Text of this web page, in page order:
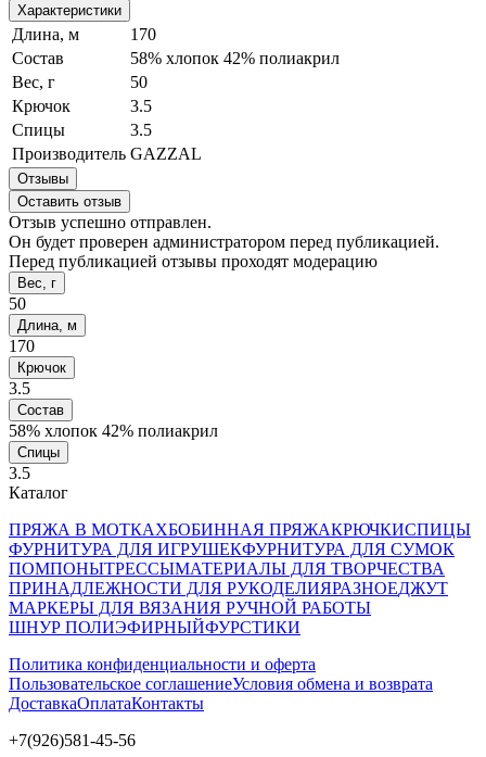
Характеристики
Длина, м
170
Состав
58% хлопок 42% полиакрил
Вес, г
50
Крючок
3.5
Спицы
3.5
Производитель GAZZAL
Отзывы
Оставить отзыв
Отзыв успешно отправлен.
Он будет проверен администратором перед публикацией.
Перед публикацией отзывы проходят модерацию
Вес, г
50
Длина, м
170
Крючок
3.5
Состав
58% хлопок 42% полиакрил
Спицы
3.5
Каталог
ПРЯЖА В МОТКАХБОБИННАЯ ПРЯЖАКРЮЧКИСПИЦЫ
ФУРНИТУРА ДЛЯ ИГРУШЕКФУРНИТУРА ДЛЯ СУМОК
ПОМПОНЫТРЕССЫМАТЕРИАЛЫ ДЛЯ ТВОРЧЕСТВА
ПРИНАДЛЕЖНОСТИ ДЛЯ РУКОДЕЛИЯРАЗНОЕДЖУТ
МАРКЕРЫ ДЛЯ ВЯЗАНИЯ РУЧНОЙ РАБОТЫ
ШНУР ПОЛИЭФИРНЫЙФУРСТИКИ
Политика конфиденциальности и оферта
Пользовательское соглашениеУсловия обмена и возврата
ДоставкаОплатаКонтакты
+7(926)581-45-56